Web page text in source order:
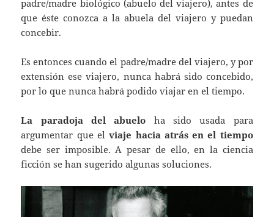
padre/madre biológico (abuelo del viajero), antes de
que éste conozca a la abuela del viajero y puedan
concebir.
Es entonces cuando el padre/madre del viajero, y por
extensión ese viajero, nunca habrá sido concebido,
por lo que nunca habrá podido viajar en el tiempo.
La paradoja del abuelo ha sido usada para
argumentar que elviaje hacia atrás en el tiempo
debe ser imposible. A pesar de ello, en la ciencia
ficción se han sugerido algunas soluciones.